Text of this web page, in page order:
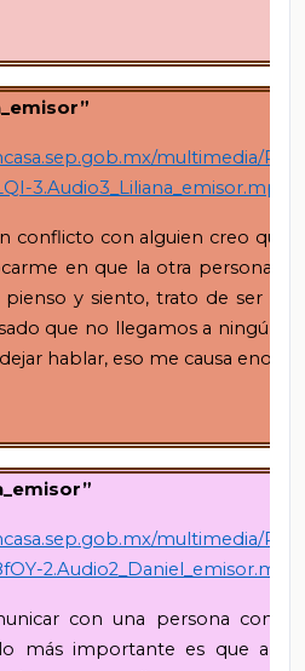
multimedia/
3.Audio3_Liliana_emisor.mp3
conflicto con alguien creo que
en que la otra persona
y siento, trato de ser
que no llegamos a ningún
hablar, eso me causa enojo y
multimedia/
2.Audio2_Daniel_emisor.mp3
con una persona con
más importante es que